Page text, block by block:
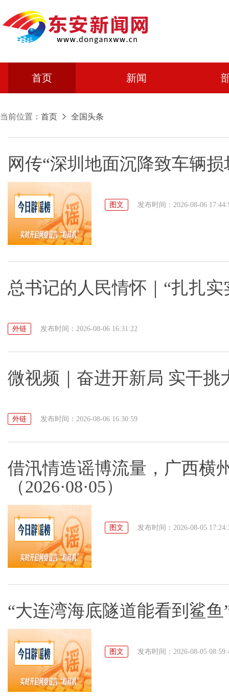
首页 新闻
当前位置： 首页 全国头条
网传“深圳地面沉降致车辆损
图文 发布时间：2026-08-06
总书记的人民情怀｜“扎扎
外链 发布时间：2026-08-06 16:31:22
微视频｜奋进开新局 实干挑
外链 发布时间：2026-08-06 16:30:59
借汛情造谣博流量，广西横
（2026·08·05）
图文 发布时间：2026-08-05
“大连湾海底隧道能看到鲨鱼
图文 发布时间：2026-08-05